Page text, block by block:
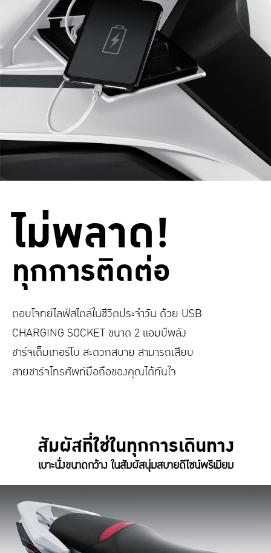
ไม่พลาด!
ทุกการติดต่อ
ตอบโจทย์ไลฟ์สไตล์ในชีวิตประจำวัน ด้วย USB
CHARGING SOCKET ขนาด 2 แอมป์พลัง
ชาร์จเต็มเทอร์โบ สะดวกสบาย สามารถเสียบ
สายชาร์จโทรศัพท์มือถือของคุณได้ทันใจ
สัมผัสที่ใช่ในทุกการเดินทาง
เบาะนั่งขนาดกว้าง ในสัมผัสนุ่มสบายดีไซน์พรีเมียม